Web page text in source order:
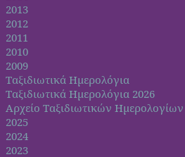
2013
2012
2011
2010
2009
Ταξιδιωτικά Ημερολόγια
Ταξιδιωτικά Ημερολόγια 2026
Αρχείο Ταξιδιωτικών Ημερολογίων
2025
2024
2023